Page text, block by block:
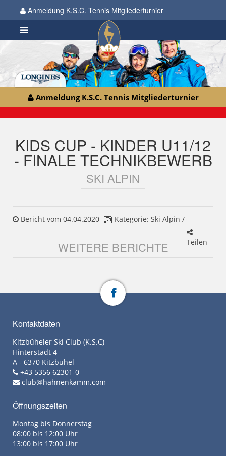
Anmeldung K.S.C. Tennis Mitgliederturnier
Anmeldung K.S.C. Tennis Mitgliederturnier
KIDS CUP - KINDER U11/12
- FINALE TECHNIKBEWERB
SKI ALPIN
Bericht vom 04.04.2020 Kategorie: Ski Alpin /
Teilen
WEITERE BERICHTE
Kontaktdaten
Kitzbüheler Ski Club (K.S.C)
Hinterstadt 4
A - 6370 Kitzbühel
+43 5356 62301-0
club@hahnenkamm.com
Öffnungszeiten
Montag bis Donnerstag
08:00 bis 12:00 Uhr
13:00 bis 17:00 Uhr